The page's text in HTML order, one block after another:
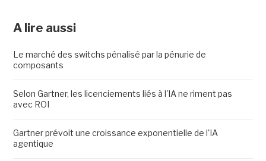
A lire aussi
Le marché des switchs pénalisé par la pénurie de
composants
Selon Gartner, les licenciements liés à l'IA ne riment pas
avec ROI
Gartner prévoit une croissance exponentielle de l'IA
agentique